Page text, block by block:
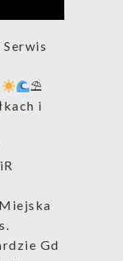
Serwis
⛱
i
Gd